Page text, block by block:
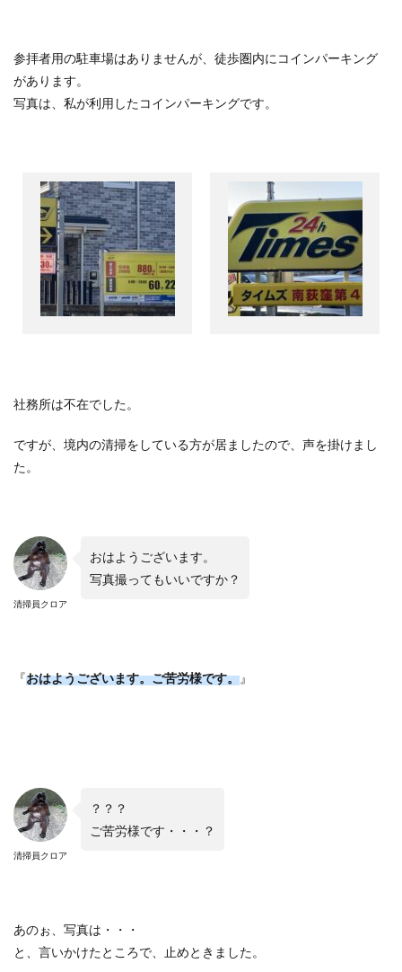
参拝者用の駐車場はありませんが、徒歩圏内にコインパーキング
があります。
写真は、私が利用したコインパーキングです。
社務所は不在でした。
ですが、境内の清掃をしている方が居ましたので、声を掛けまし
た。
清掃員クロア
おはようございます。
写真撮ってもいいですか？
『おはようございます。ご苦労様です。』
清掃員クロア
？？？
ご苦労様です・・・？
あのぉ、写真は・・・
と、言いかけたところで、止めときました。